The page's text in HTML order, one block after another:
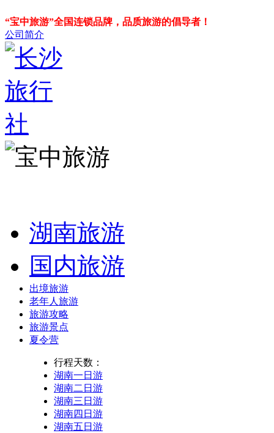
“宝中旅游”全国连锁品牌，品质旅游的倡导者！
公司简介
湖南旅游
国内旅游
出境旅游
老年人旅游
旅游攻略
旅游景点
夏令营
行程天数：
湖南一日游
湖南二日游
湖南三日游
湖南四日游
湖南五日游